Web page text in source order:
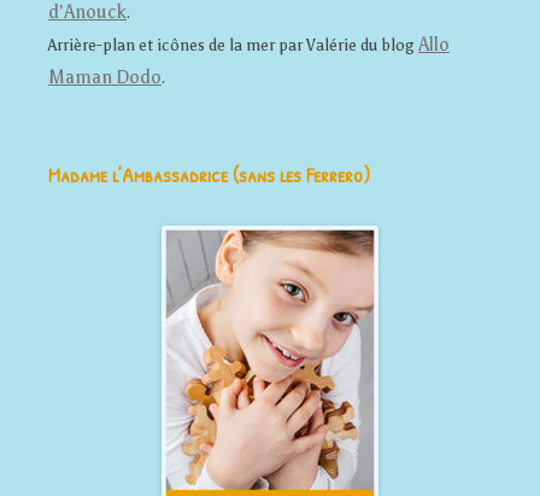
d'Anouck.
Arrière-plan et icônes de la mer par Valérie du blog Allo
Maman Dodo.
Madame l’Ambassadrice (sans les Ferrero)